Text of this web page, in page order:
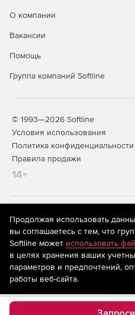
О компании
Вакансии
Помощь
Группа компаний Softline
© 1993—2026 Softline
Условия использования
Политика конфиденциальности
Правила продажи
14+
На информационном ресурсе
рекомендательные технологии
предоставления информации
систематизации и анализа
предпочтениям пользователей
находящихся на территории
Продолжая использовать
вы соглашаетесь с тем, что
Softline может использовать
в целях хранения ваших
параметров и предпочтений,
работы веб-сайта.